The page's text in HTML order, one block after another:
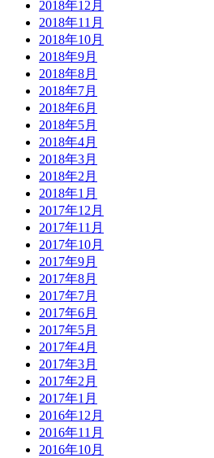
2018年12月
2018年11月
2018年10月
2018年9月
2018年8月
2018年7月
2018年6月
2018年5月
2018年4月
2018年3月
2018年2月
2018年1月
2017年12月
2017年11月
2017年10月
2017年9月
2017年8月
2017年7月
2017年6月
2017年5月
2017年4月
2017年3月
2017年2月
2017年1月
2016年12月
2016年11月
2016年10月